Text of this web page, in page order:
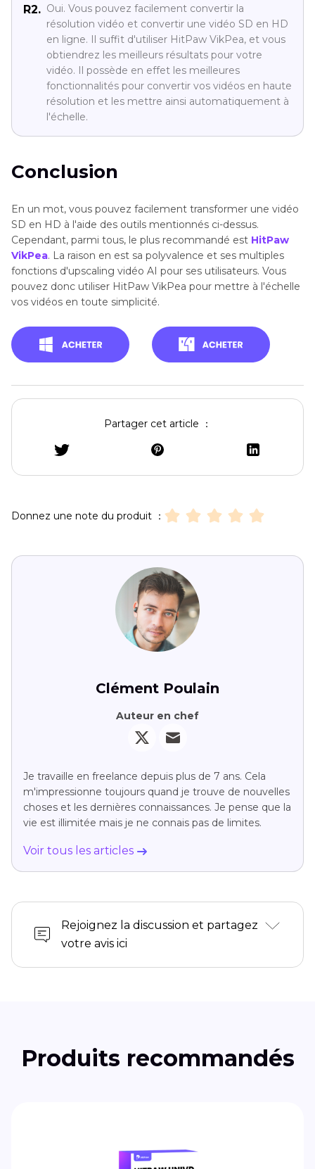
R2. Oui. Vous pouvez facilement convertir la
résolution vidéo et convertir une vidéo SD en HD
en ligne. Il suffit d'utiliser HitPaw VikPea, et vous
obtiendrez les meilleurs résultats pour votre
vidéo. Il possède en effet les meilleures
fonctionnalités pour convertir vos vidéos en haute
résolution et les mettre ainsi automatiquement à
l'échelle.
Conclusion
En un mot, vous pouvez facilement transformer une vidéo
SD en HD à l'aide des outils mentionnés ci-dessus.
Cependant, parmi tous, le plus recommandé est HitPaw
VikPea. La raison en est sa polyvalence et ses multiples
fonctions d'upscaling vidéo AI pour ses utilisateurs. Vous
pouvez donc utiliser HitPaw VikPea pour mettre à l'échelle
vos vidéos en toute simplicité.
Partager cet article ：
Donnez une note du produit ：
Clément Poulain
Auteur en chef
Je travaille en freelance depuis plus de 7 ans. Cela
m'impressionne toujours quand je trouve de nouvelles
choses et les dernières connaissances. Je pense que la
vie est illimitée mais je ne connais pas de limites.
Voir tous les articles
Rejoignez la discussion et partagez
votre avis ici
Produits recommandés